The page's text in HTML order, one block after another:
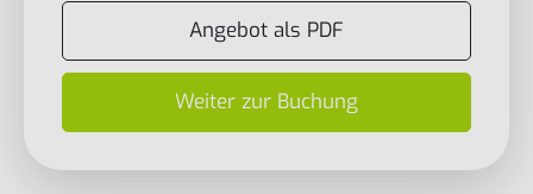
Angebot als PDF
Weiter zur Buchung